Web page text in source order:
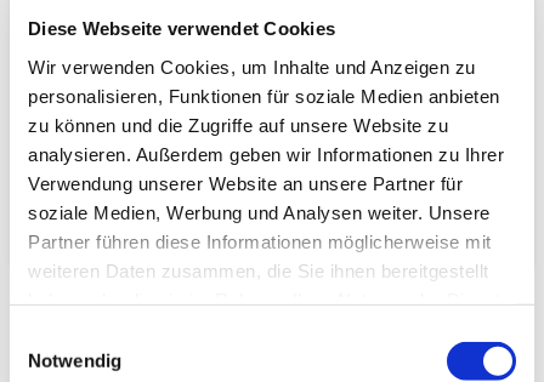
Diese Webseite verwendet Cookies
Wir verwenden Cookies, um Inhalte und Anzeigen zu
personalisieren, Funktionen für soziale Medien anbieten
zu können und die Zugriffe auf unsere Website zu
analysieren. Außerdem geben wir Informationen zu Ihrer
Verwendung unserer Website an unsere Partner für
soziale Medien, Werbung und Analysen weiter. Unsere
Partner führen diese Informationen möglicherweise mit
weiteren Daten zusammen, die Sie ihnen bereitgestellt
Notwendig
Produktinformationen "Tatami-Sondermaß
(unit:green Igusa) 80.0 x 160.0 Beri: 15_4"
Spezifikationen
Länge:
2 m
Breite:
90 cm
Gewicht:
10,24 kg
Verpackungs­volumen:
70,4 dm³